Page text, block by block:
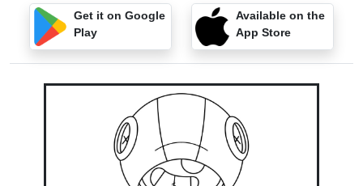
Get it on Google
Play
Available on the
App Store